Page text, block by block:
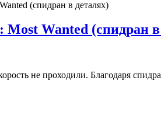
Most Wanted (спидран
не проходили. Благодаря